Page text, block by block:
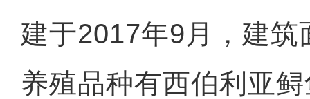
建于2017年9月，建筑
养殖品种有西伯利亚